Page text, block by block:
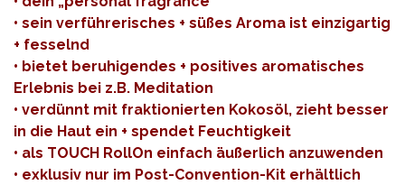
• sein verführerisches + süßes Aroma ist einzigartig
+ fesselnd
• bietet beruhigendes + positives aromatisches
Erlebnis bei z.B. Meditation
• verdünnt mit fraktionierten Kokosöl, zieht besser
in die Haut ein + spendet Feuchtigkeit
• als TOUCH RollOn einfach äußerlich anzuwenden
• exklusiv nur im Post-Convention-Kit erhältlich